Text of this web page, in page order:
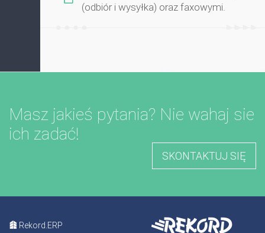
(odbiór i wysyłka) oraz faxowymi.
Masz jakieś pytania? Nie wahaj sie
ich zadać!
SKONTAKTUJ SIĘ
Rekord.ERP